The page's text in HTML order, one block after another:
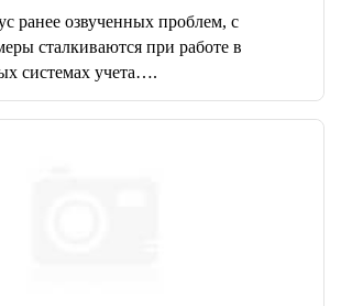
ранее озвученных проблем, с
сталкиваются при работе в
системах учета….